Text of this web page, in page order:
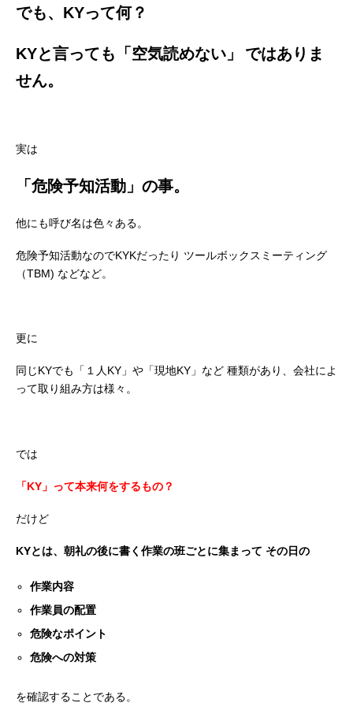
でも、KYって何？
KYと言っても「空気読めない」
ではありま
せん。
実は
「危険予知活動」の事。
他にも呼び名は色々ある。
危険予知活動なのでKYKだったり ツールボックスミーティング
（TBM) などなど。
更に
同じKYでも「１人KY」や「現地KY」など 種類があり、会社によ
って取り組み方は様々。
では
「KY」って本来何をするもの？
だけど
KYとは、朝礼の後に書く作業の班ごとに集まって その日の
作業内容
作業員の配置
危険なポイント
危険への対策
を確認することである。